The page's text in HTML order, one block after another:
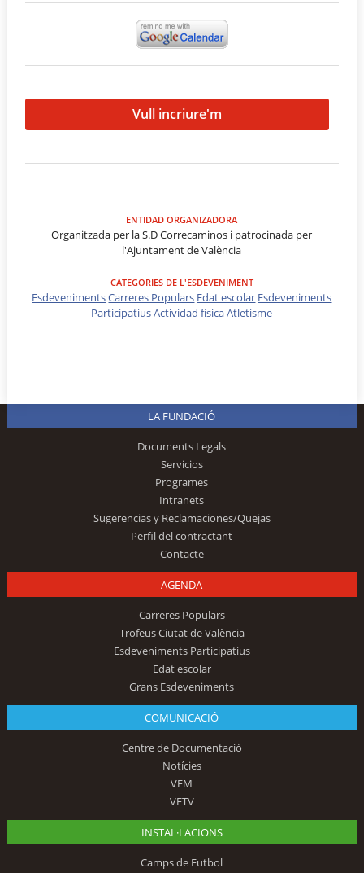
Vull incriure'm
ENTIDAD ORGANIZADORA
Organitzada per la S.D Correcaminos i patrocinada per
l'Ajuntament de València
CATEGORIES DE L'ESDEVENIMENT
EsdevenimentsCarreres Populars Edat escolar Esdeveniments
ParticipatiusActividad físicaAtletisme
LA FUNDACIÓ
Documents Legals
Servicios
Programes
Intranets
Sugerencias y Reclamaciones/Quejas
Perfil del contractant
Contacte
AGENDA
Carreres Populars
Trofeus Ciutat de València
Esdeveniments Participatius
Edat escolar
Grans Esdeveniments
COMUNICACIÓ
Centre de Documentació
Notícies
VEM
VETV
INSTAL·LACIONS
Camps de Futbol